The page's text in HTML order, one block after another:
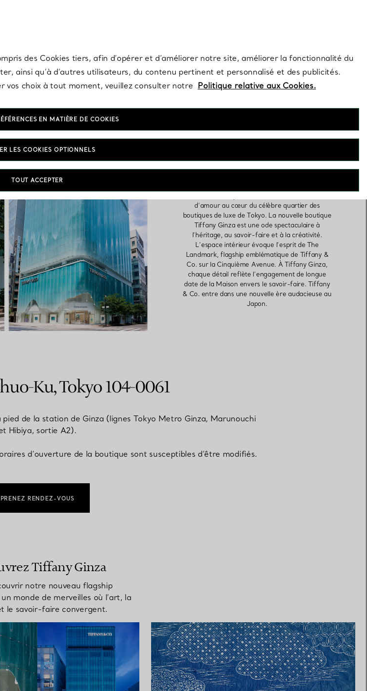
Bagues Eternité Elsa Peretti®
Comment assortir alliance et
bague de fiançailles
Tiffany.
Désormais
ouvert : Tiffany
Ginza
d’amour au cœur du célèbre quartier des
boutiques de luxe de Tokyo. La nouvelle boutique
Tiffany Ginza est une ode spectaculaire à
l’héritage, au savoir-faire et à la créativité.
L’espace intérieur évoque l’esprit de The
Landmark, flagship emblématique de Tiffany &
Co. sur la Cinquième Avenue. À Tiffany Ginza,
chaque détail reflète l’engagement de longue
date de la Maison envers le savoir-faire. Tiffany
& Co. entre dans une nouvelle ère audacieuse au
Japon.
Ku, Tokyo 104-0061
de la station de Ginza (lignes Tokyo Metro Ginza, Marunouchi
Hibiya, sortie A2).
d’ouverture de la boutique sont susceptibles d’être modifiés.
PRENEZ RENDEZ-VOUS
Tiffany Ginza
notre nouveau flagship
monde de merveilles où l’art, la
le savoir-faire convergent.
des Cookies tiers, afin d’opérer et d’améliorer notre site, améliorer la fonctionnalité du
ainsi qu’à d’autres utilisateurs, du contenu pertinent et personnalisé et des publicités.
vos choix à tout moment, veuillez consulter notre Politique relative aux Cookies.
EN MATIÈRE DE COOKIES
LES COOKIES OPTIONNELS
TOUT ACCEPTER